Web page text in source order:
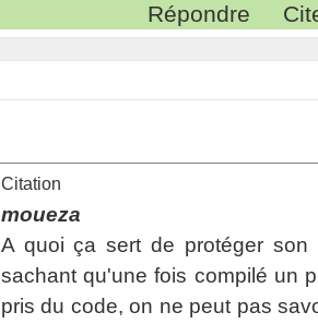
Répondre
Citation
moueza
A quoi ça sert de protéger son
sachant qu'une fois compilé un
pris du code, on ne peut pas